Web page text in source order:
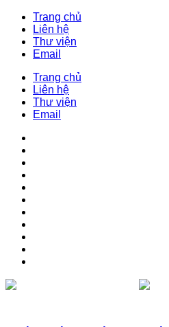
Trang chủ
Liên hệ
Thư viện
Email
Trang chủ
Liên hệ
Thư viện
Email